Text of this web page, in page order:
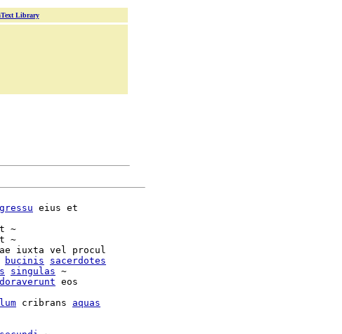
Library
eius et
~
~
iuxta vel procul
bucinis
sacerdotes
singulas ~
eos
cribrans aquas